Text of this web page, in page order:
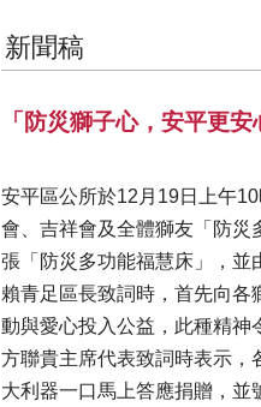
新聞稿
「防災獅子心，安平更
安平區公所於12月19日上午
會、吉祥會及全體獅友「防災
張「防災多功能福慧床」，並
賴青足區長致詞時，首先向
動與愛心投入公益，此種精神
方聯貴主席代表致詞時表示，
大利器一口馬上答應捐贈，